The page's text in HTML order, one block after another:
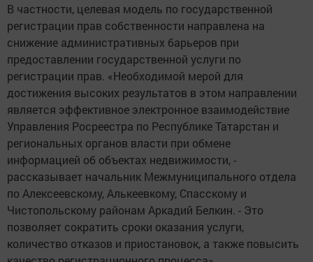
В частности, целевая модель по государственной
регистрации прав собственности направлена на
снижение административных барьеров при
предоставлении государственной услуги по
регистрации прав. «Необходимой мерой для
достижения высоких результатов в этом направлении
является эффективное электронное взаимодействие
Управления Росреестра по Республике Татарстан и
региональных органов власти при обмене
информацией об объектах недвижимости, -
рассказывает начальник Межмуниципального отдела
по Алексеевскому, Алькеевкому, Спасскому и
Чистопольскому районам Аркадий Белкин. - Это
позволяет сократить сроки оказания услуги,
количество отказов и приостановок, а также повысить